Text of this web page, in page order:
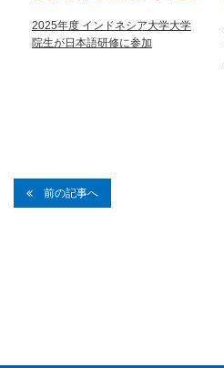
2025年度 インドネシア大学大学
院生が日本語研修に参加
前の記事へ